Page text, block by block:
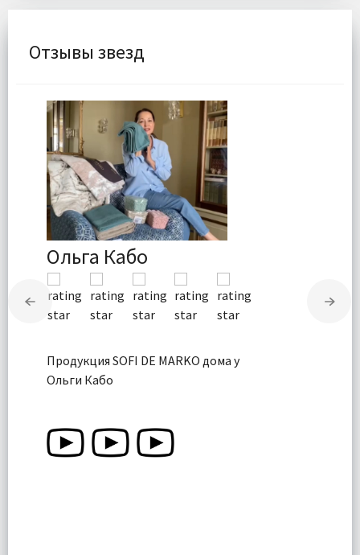
Отзывы звезд
Ольга Кабо
Продукция SOFI DE MARKO дома у
Ольги Кабо